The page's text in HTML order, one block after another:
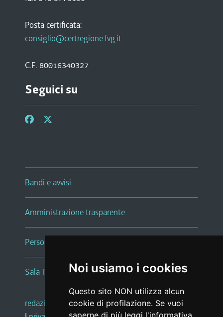
Noi usiamo i cookies
Questo sito NON utilizza alcun
cookie di profilazione. Se vuoi
saperne di più leggi l'informativa
Posta certificata:
consiglio@certregione.fvg.it
C.F. 80016340327
Seguici su
Bandi e avvisi
Amministrazione trasparente
Persone e Uffici
Sala Tiziano Tessitori
redazione web |note legali |glossario